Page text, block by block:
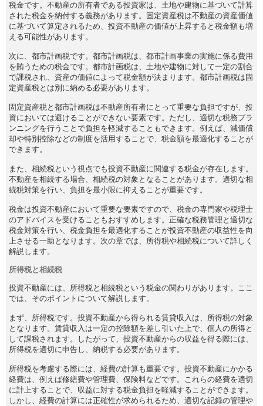
税金です。不動産の所有者である投資家は、土地や建物に基づいて計算
された税金を納付する義務があります。固定資産税は不動産の資産価値
に基づいて算定されるため、投資不動産の価値が上昇すると税金額も増
える可能性があります。
次に、都市計画税です。都市計画税は、都市計画事業の実施に係る費用
を賄うための税金です。都市計画税は、土地や建物に対して一定の割合
で課税され、資産の価値によって税金額が決まります。都市計画税は固
定資産税とは別に納める必要があります。
固定資産税と都市計画税は不動産所有者にとって重要な負担ですが、投
資においては避けることができない要素です。ただし、適切な税務プラ
ンニングを行うことで負担を軽減することもできます。例えば、減価償
却や特別控除などの制度を活用することで、税金額を最適化することが
できます。
また、相続税という視点でも投資不動産に関連する税金が存在します。
不動産を相続する場合、相続税の対象となることがあります。適切な相
続税対策を行い、負担を最小限に抑えることが重要です。
税金は投資不動産において重要な要素ですので、税金の専門家や税理士
のアドバイスを受けることもおすすめします。正確な税務管理と適切な
税金対策を行い、税金負担を最適化することが投資不動産の収益性を向
上させる一助となります。次の章では、所得税や相続税について詳しく
解説します。
所得税と相続税
投資不動産には、所得税と相続税という税金の関わりがあります。ここ
では、そのポイントについて解説します。
まず、所得税です。投資不動産から得られる賃貸収入は、所得税の対象
となります。賃貸収入は一定の控除額を差し引いた上で、個人の所得と
して課税されます。したがって、投資不動産からの収益を得る際には、
所得税を適切に申告し、納税する必要があります。
所得税を考慮する際には、経費の計算も重要です。投資不動産にかかる
経費は、例えば修繕費や管理費、保険料などです。これらの経費を適切
に計上することで、収益に対する税金負担を軽減することができます。
しかし、経費の計算には正確性が求められるため、適切な記録の管理や